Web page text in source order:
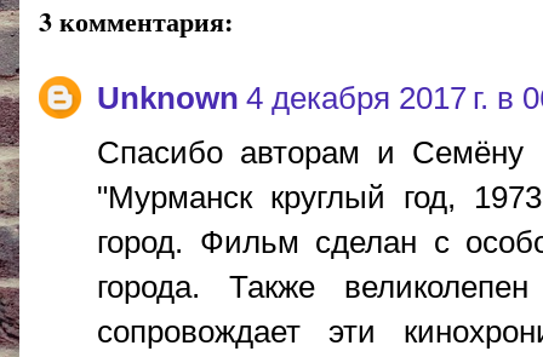
3 комментария:
Unknown 4 декабря 2017 г. в
Спасибо авторам и Семёну
"Мурманск круглый год,
город. Фильм сделан с
города. Также
сопровождает эти